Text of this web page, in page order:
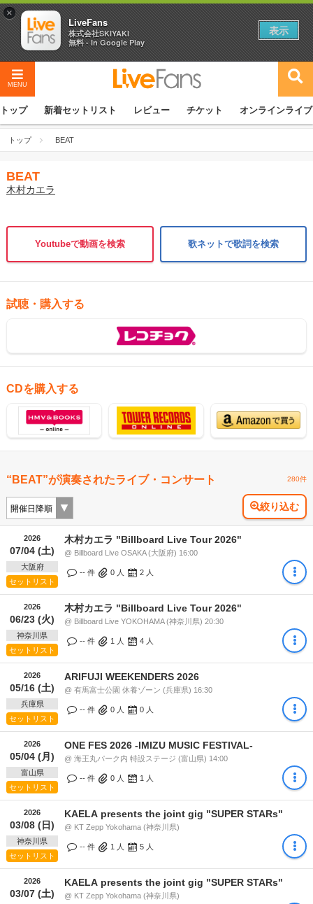
MENU
トップ 新着セットリスト レビュー チケット オンラインライブ
トップ BEAT
BEAT
木村カエラ
Youtubeで動画を検索 歌ネットで歌詞を検索
試聴・購入する
CDを購入する
“BEAT”が演奏されたライブ・コンサート 280件
絞り込む
2026
07/04 (土)
大阪府
セットリスト
木村カエラ "Billboard Live Tour 2026"
@ Billboard Live OSAKA (大阪府) 16:00
-- 件 0 人 2 人
2026
06/23 (火)
神奈川県
セットリスト
木村カエラ "Billboard Live Tour 2026"
@ Billboard Live YOKOHAMA (神奈川県) 20:30
-- 件 1 人 4 人
2026
05/16 (土)
兵庫県
セットリスト
ARIFUJI WEEKENDERS 2026
@ 有馬富士公園 休養ゾーン (兵庫県) 16:30
-- 件 0 人 0 人
2026
05/04 (月)
富山県
セットリスト
ONE FES 2026 -IMIZU MUSIC FESTIVAL-
@ 海王丸パーク内 特設ステージ (富山県) 14:00
-- 件 0 人 1 人
2026
03/08 (日)
神奈川県
セットリスト
KAELA presents the joint gig "SUPER STARs"
@ KT Zepp Yokohama (神奈川県)
-- 件 1 人 5 人
2026
03/07 (土)
KAELA presents the joint gig "SUPER STARs"
@ KT Zepp Yokohama (神奈川県)
×
LiveFans
株式会社SKIYAKI
無料 - In Google Play
表示